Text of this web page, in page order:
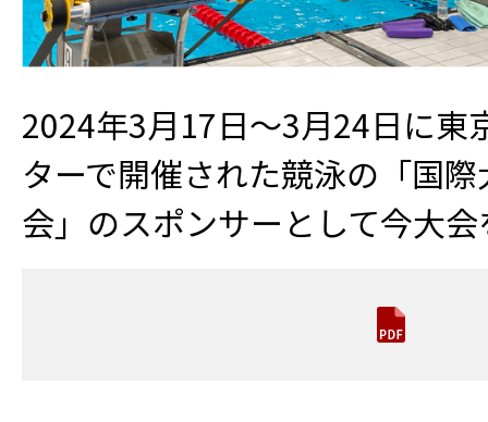
2024年3月17日～3月24日に東
ターで開催された競泳の「国
会」のスポンサーとして今大